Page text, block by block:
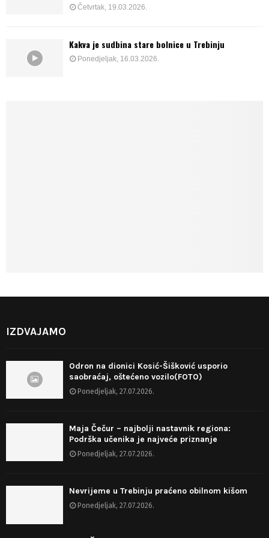
Četvrtak, 19.03.2026.
Kakva je sudbina stare bolnice u Trebinju
Ponedjeljak, 16.03.2026.
IZDVAJAMO
Odron na dionici Kosić-Šišković usporio
saobraćaj, oštećeno vozilo(FOTO)
Ponedjeljak, 27.07.2026.
Maja Čečur – najbolji nastavnik regiona:
Podrška učenika je najveće priznanje
Ponedjeljak, 27.07.2026.
Nevrijeme u Trebinju praćeno obilnom kišom
Ponedjeljak, 27.07.2026.